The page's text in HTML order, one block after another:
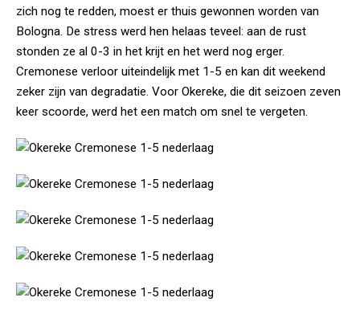
zich nog te redden, moest er thuis gewonnen worden van
Bologna. De stress werd hen helaas teveel: aan de rust
stonden ze al 0-3 in het krijt en het werd nog erger.
Cremonese verloor uiteindelijk met 1-5 en kan dit weekend
zeker zijn van degradatie. Voor Okereke, die dit seizoen zeven
keer scoorde, werd het een match om snel te vergeten.